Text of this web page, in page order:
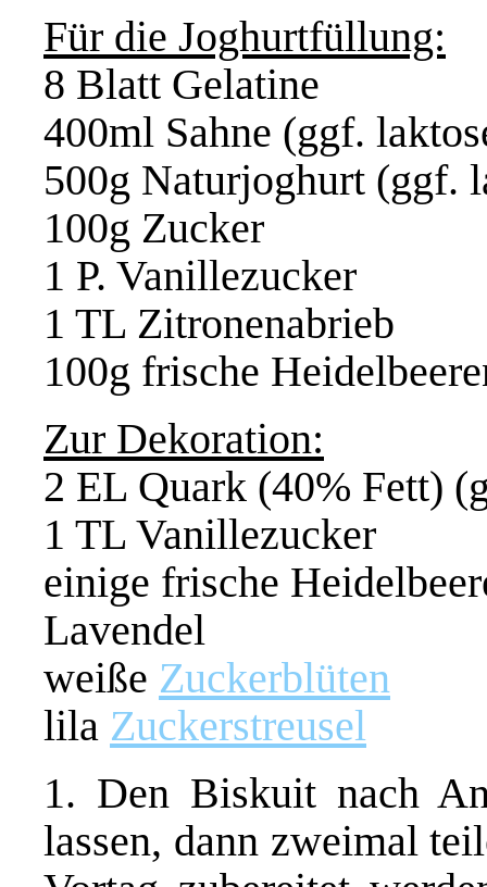
Für die Joghurtfüllung:
8 Blatt Gelatine
400ml Sahne (ggf.
500g Naturjoghurt (ggf.
100g Zucker
1 P. Vanillezucker
1 TL Zitronenabrieb
100g frische
Zur Dekoration:
2 EL Quark (40% Fett)
1 TL Vanillezucker
einige frische
Lavendel
weiße Zuckerblüten
lila Zuckerstreusel
1. Den Biskuit nach
lassen, dann zweimal